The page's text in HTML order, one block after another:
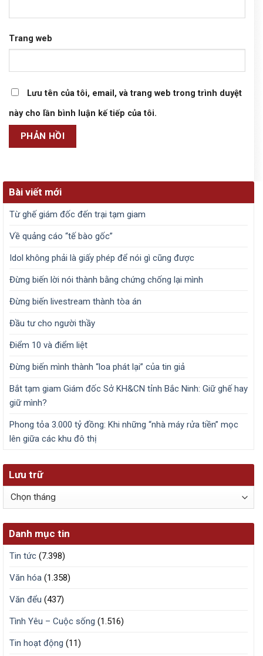
Trang web
Lưu tên của tôi, email, và trang web trong trình duyệt
này cho lần bình luận kế tiếp của tôi.
Bài viết mới
Từ ghế giám đốc đến trại tạm giam
Về quảng cáo “tế bào gốc”
Idol không phải là giấy phép để nói gì cũng được
Đừng biến lời nói thành bằng chứng chống lại mình
Đừng biến livestream thành tòa án
Đầu tư cho người thầy
Điểm 10 và điểm liệt
Đừng biến mình thành “loa phát lại” của tin giả
Bắt tạm giam Giám đốc Sở KH&CN tỉnh Bắc Ninh: Giữ ghế hay
giữ mình?
Phong tỏa 3.000 tỷ đồng: Khi những “nhà máy rửa tiền” mọc
lên giữa các khu đô thị
Lưu trữ
Lưu
Danh mục tin
Tin tức (7.398)
Văn hóa (1.358)
Văn đểu (437)
Tình Yêu – Cuộc sống (1.516)
Tin hoạt động (11)